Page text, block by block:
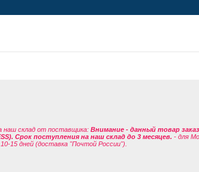
наш склад от поставщика: Внимание - данный товар
Срок поступления на наш склад до 3 месяцев. - для
15 дней (доставка "Почтой России").